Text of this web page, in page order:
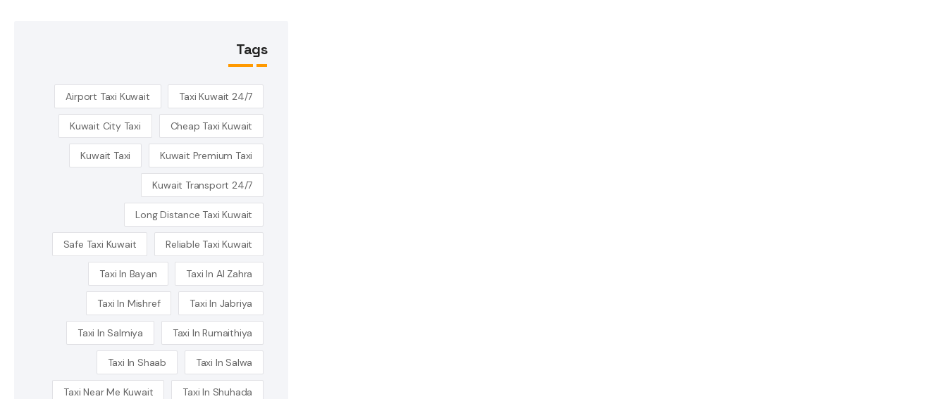
Tags
24/7 Taxi Kuwait
Airport Taxi Kuwait
Cheap Taxi Kuwait
Kuwait City Taxi
Kuwait Premium Taxi
Kuwait Taxi
Kuwait Transport 24/7
Long Distance Taxi Kuwait
Reliable Taxi Kuwait
Safe Taxi Kuwait
Taxi In Al Zahra
Taxi In Bayan
Taxi In Jabriya
Taxi In Mishref
Taxi In Rumaithiya
Taxi In Salmiya
Taxi In Salwa
Taxi In Shaab
Taxi In Shuhada
Taxi Near Me Kuwait